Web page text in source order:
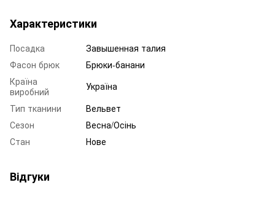
Характеристики
Посадка
Завышенная талия
Фасон брюк
Брюки-банани
Країна
виробний
Україна
Тип тканини
Вельвет
Сезон
Весна/Осінь
Стан
Нове
Відгуки